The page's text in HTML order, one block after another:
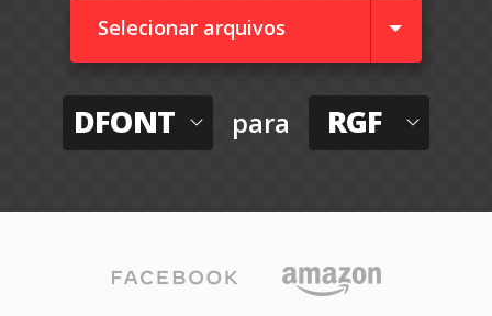
Selecionar arquivos
DFONT para RGF